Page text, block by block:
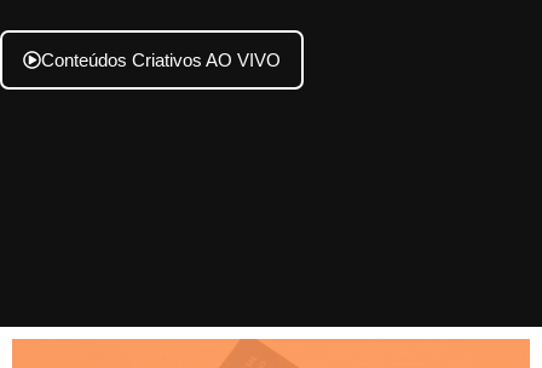
Conteúdos Criativos AO VIVO